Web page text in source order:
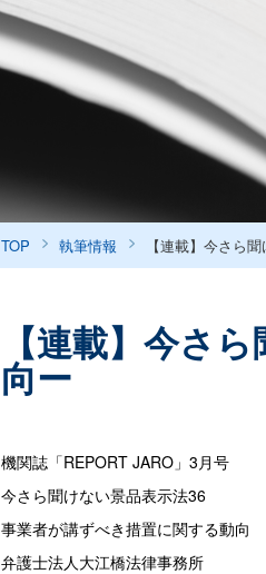
TOP 執筆情報 【連載】今さら
【連載】今さ
向ー
機関誌「REPORT JARO」3月号
今さら聞けない景品表示法36
事業者が講ずべき措置に関する動向
弁護士法人大江橋法律事務所